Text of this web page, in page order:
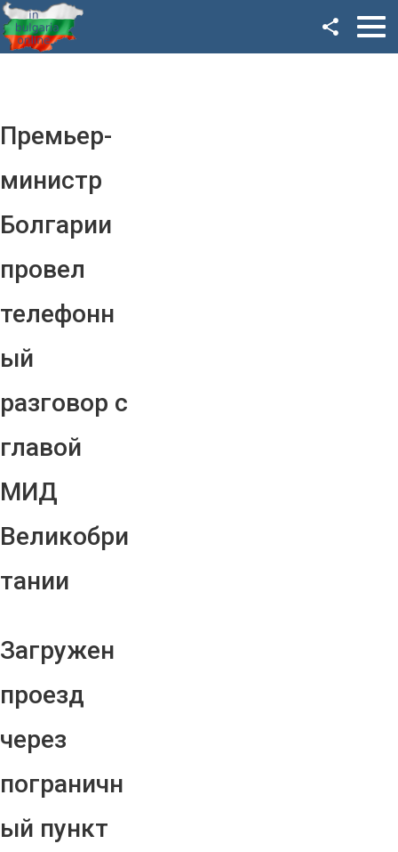
Премьер-
министр
Болгарии
провел
телефонн
ый
разговор с
главой
МИД
Великобри
тании
Загружен
проезд
через
пограничн
ый пункт